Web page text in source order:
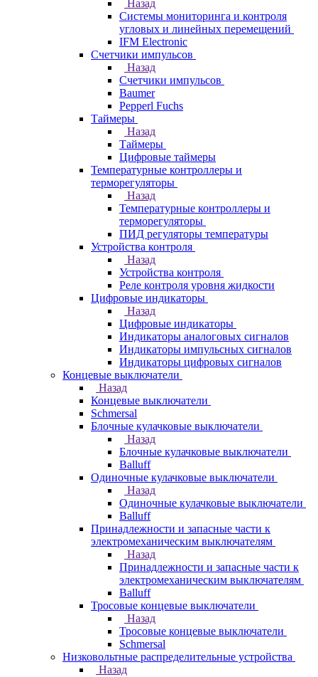
Назад
Системы мониторинга и контроля
угловых и линейных перемещений
IFM Electronic
Счетчики импульсов
Назад
Счетчики импульсов
Baumer
Pepperl Fuchs
Таймеры
Назад
Таймеры
Цифровые таймеры
Температурные контроллеры и
терморегуляторы
Назад
Температурные контроллеры и
терморегуляторы
ПИД регуляторы температуры
Устройства контроля
Назад
Устройства контроля
Реле контроля уровня жидкости
Цифровые индикаторы
Назад
Цифровые индикаторы
Индикаторы аналоговых сигналов
Индикаторы импульсных сигналов
Индикаторы цифровых сигналов
Концевые выключатели
Назад
Концевые выключатели
Schmersal
Блочные кулачковые выключатели
Назад
Блочные кулачковые выключатели
Balluff
Одиночные кулачковые выключатели
Назад
Одиночные кулачковые выключатели
Balluff
Принадлежности и запасные части к
электромеханическим выключателям
Назад
Принадлежности и запасные части к
электромеханическим выключателям
Balluff
Тросовые концевые выключатели
Назад
Тросовые концевые выключатели
Schmersal
Низковольтные распределительные устройства
Назад